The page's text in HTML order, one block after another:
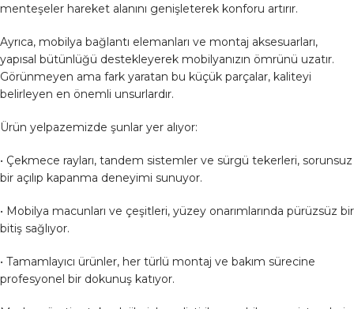
menteşeler hareket alanını genişleterek konforu artırır.
Ayrıca, mobilya bağlantı elemanları ve montaj aksesuarları,
yapısal bütünlüğü destekleyerek mobilyanızın ömrünü uzatır.
Görünmeyen ama fark yaratan bu küçük parçalar, kaliteyi
belirleyen en önemli unsurlardır.
Ürün yelpazemizde şunlar yer alıyor:
• Çekmece rayları, tandem sistemler ve sürgü tekerleri, sorunsuz
bir açılıp kapanma deneyimi sunuyor.
• Mobilya macunları ve çeşitleri, yüzey onarımlarında pürüzsüz bir
bitiş sağlıyor.
• Tamamlayıcı ürünler, her türlü montaj ve bakım sürecine
profesyonel bir dokunuş katıyor.